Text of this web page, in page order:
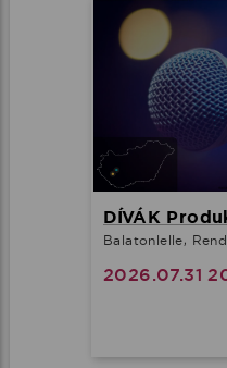
DÍVÁK
Balatonlelle,
2026.07.31